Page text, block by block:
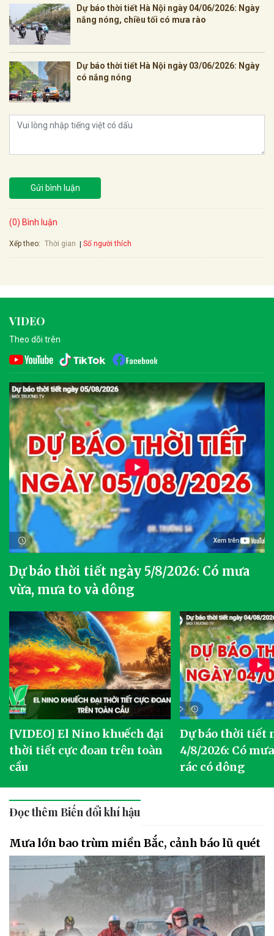
Dự báo thời tiết Hà Nội ngày 04/06/2026: Ngày
nắng nóng, chiều tối có mưa rào
Dự báo thời tiết Hà Nội ngày 03/06/2026: Ngày
có nắng nóng
Gửi bình luận
(0) Bình luận
Xếp theo: Thời gian Số người thích
VIDEO
Theo dõi trên
Dự báo thời tiết ngày 5/8/2026: Có mưa
vừa, mưa to và dông
[VIDEO] El Nino khuếch đại
thời tiết cực đoan trên toàn
cầu
Dự báo thời tiết
4/8/2026: Có
rác có dông
Đọc thêm Biến đổi khí hậu
Mưa lớn bao trùm miền Bắc, cảnh báo lũ quét